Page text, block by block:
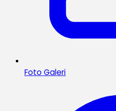
Foto Galeri